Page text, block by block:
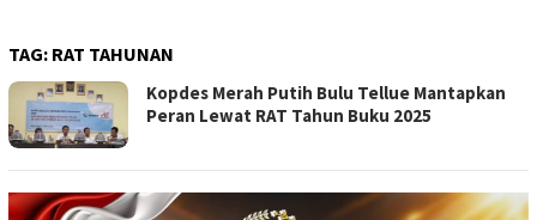
TAG: RAT TAHUNAN
Kopdes Merah Putih Bulu Tellue Mantapkan
Peran Lewat RAT Tahun Buku 2025